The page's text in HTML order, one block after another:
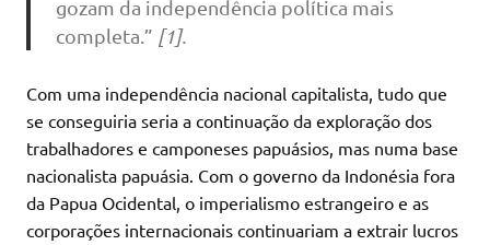
gozam da independência política mais
completa.” [1].
Com uma independência nacional capitalista, tudo que
se conseguiria seria a continuação da exploração dos
trabalhadores e camponeses papuásios, mas numa base
nacionalista papuásia. Com o governo da Indonésia fora
da Papua Ocidental, o imperialismo estrangeiro e as
corporações internacionais continuariam a extrair lucros